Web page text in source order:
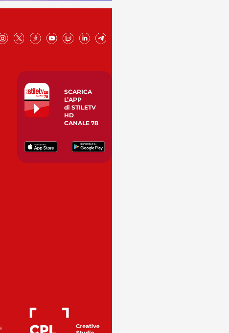
SCARICA
L’APP
di STILETV
HD
CANALE 78